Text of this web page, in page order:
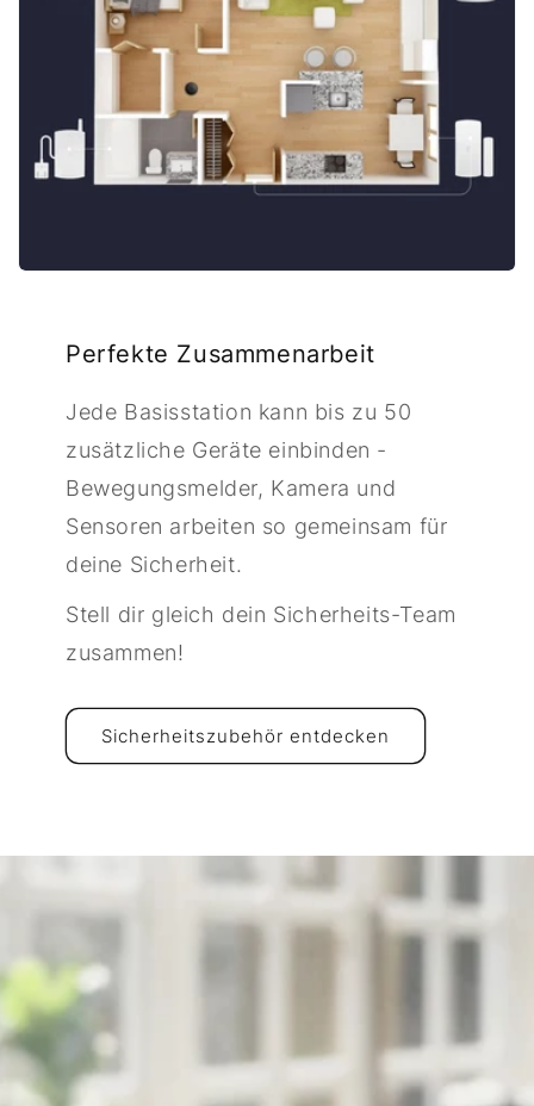
Perfekte Zusammenarbeit
Jede Basisstation kann bis zu 50
zusätzliche Geräte einbinden -
Bewegungsmelder, Kamera und
Sensoren arbeiten so gemeinsam für
deine Sicherheit.
Stell dir gleich dein Sicherheits-Team
zusammen!
Sicherheitszubehör entdecken